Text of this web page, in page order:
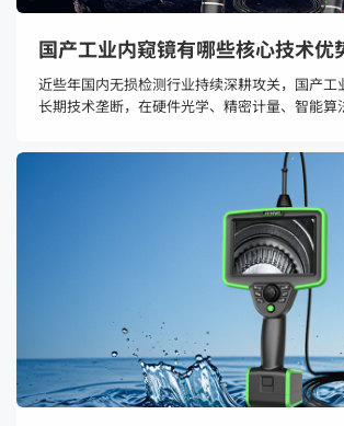
国产工业内窥镜有哪些核心技术优
近些年国内无损检测行业持续深耕攻关，国产工
长期技术垄断，在硬件光学、精密计量、智能算
产品，同时契合国内工业体系的使用与安全需求